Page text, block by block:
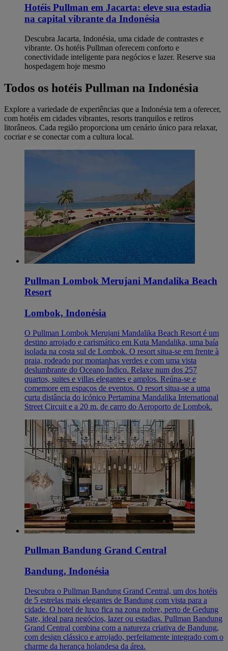
Hotéis Pullman em Jacarta: eleve sua estadia
na capital vibrante da Indonésia
Descubra Jacarta, Indonésia, uma cidade de contrastes e
vibrante. Os hotéis Pullman oferecem conforto e
conectividade inteligente para negócios e lazer. Reserve sua
hospedagem hoje mesmo
Todos os hotéis Pullman na Indonésia
Explore a variedade de experiências que a Indonésia tem a oferecer,
com hotéis em cidades vibrantes, resorts tranquilos e retiros
litorâneos. Cada região proporciona um cenário único para relaxar,
cocriar e se conectar com a cultura local.
Pullman Lombok Merujani Mandalika Beach
Resort
Lombok, Indonésia
O Pullman Lombok Merujani Mandalika Beach Resort é um
destino arrojado e carismático em Kuta Mandalika, uma baía
isolada na costa sul de Lombok. O resort situa-se em frente à
praia, rodeado por montanhas verdes e com uma vista
deslumbrante do Oceano Índico. Relaxe num dos 257
quartos, suites e villas elegantes e amplos. Reúna-se e
comemore em espaços de eventos. O resort situa-se a uma
curta distância do icónico Pertamina Mandalika International
Street Circuit e a 20 m. de carro do Aeroporto de Lombok.
Pullman Bandung Grand Central
Bandung, Indonésia
Descubra o Pullman Bandung Grand Central, um dos hotéis
de 5 estrelas mais elegantes de Bandung com vista para a
cidade. O hotel de luxo fica na zona nobre, perto de Gedung
Sate, ideal para negócios, lazer ou estadias. Pullman Bandung
Grand Central combina com a natureza criativa de Bandung,
com design clássico e arrojado, perfeitamente integrado com o
charme da herança holandesa da área.